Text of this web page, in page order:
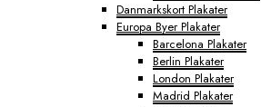
Danmarkskort Plakater
Europa Byer Plakater
Barcelona Plakater
Berlin Plakater
London Plakater
Madrid Plakater